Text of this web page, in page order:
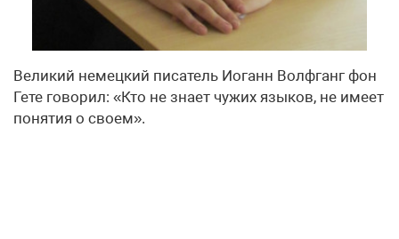
Великий немецкий писатель Иоганн Волфганг фон
Гете говорил: «Кто не знает чужих языков, не имеет
понятия о своем».